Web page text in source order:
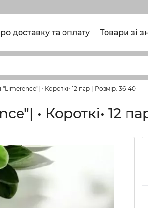
доставку та оплату Товари зі
• Короткі• 12 пар | Розмір: 36-40
• Короткі• 12